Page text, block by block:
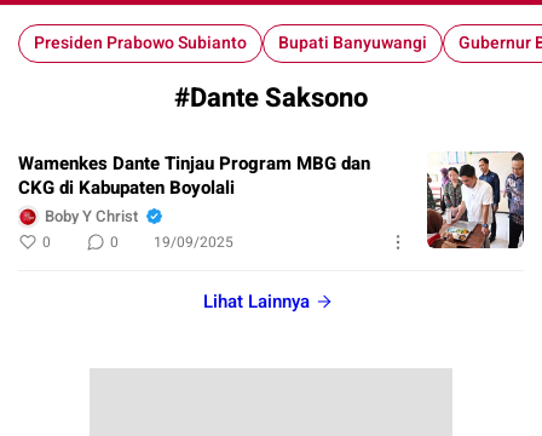
Presiden Prabowo Subianto Bupati Banyuwangi Gubernur
#Dante Saksono
Wamenkes Dante Tinjau Program MBG dan
CKG di Kabupaten Boyolali
Boby Y Christ
0 0 19/09/2025
Lihat Lainnya